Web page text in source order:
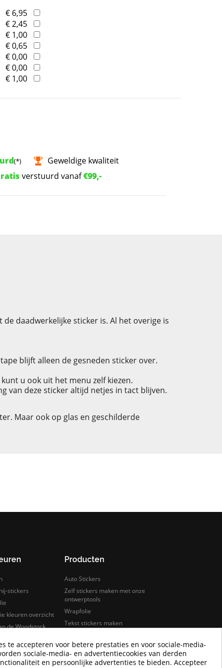
€ 6,95
€ 2,45
€ 1,00
€ 0,65
€ 0,00
€ 0,00
€ 1,00
(*)
Geweldige kwaliteit
verstuurd vanaf€99,-
daadwerkelijke sticker is. Al het overige is
blijft alleen de gesneden sticker over.
u ook uit het menu zelf kiezen.
van deze sticker altijd netjes in tact blijven.
Maar ook op glas en geschilderde
stickers
kleuren overzicht
de Woodstock
samples bestellen
Producten
Auto Stickers
Zelf stickers maken met onze
ontwerptools
Wrapfolie
Tekst stickers maken
Tegelstickers
Auto wrappen
te accepteren voor betere prestaties en voor sociale-media-
sociale-media- en advertentiecookies van derden
en persoonlijke advertenties te bieden. Accepteer